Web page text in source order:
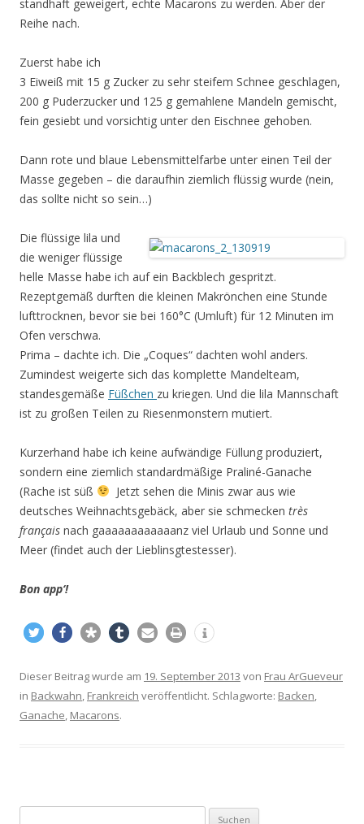
standhaft geweigert, echte Macarons zu werden. Aber der
Reihe nach.
Zuerst habe ich
3 Eiweiß mit 15 g Zucker zu sehr steifem Schnee geschlagen,
200 g Puderzucker und 125 g gemahlene Mandeln gemischt,
fein gesiebt und vorsichtig unter den Eischnee gehoben.
Dann rote und blaue Lebensmittelfarbe unter einen Teil der
Masse gegeben – die daraufhin ziemlich flüssig wurde (nein,
das sollte nicht so sein…)
Die flüssige lila und
die weniger flüssige
helle Masse habe ich auf ein Backblech gespritzt.
Rezeptgemäß durften die kleinen Makrönchen eine Stunde
lufttrocknen, bevor sie bei 160°C (Umluft) für 12 Minuten im
Ofen verschwa.
Prima – dachte ich. Die „Coques“ dachten wohl anders.
Zumindest weigerte sich das komplette Mandelteam,
standesgemäße Füßchen zu kriegen. Und die lila Mannschaft
ist zu großen Teilen zu Riesenmonstern mutiert.
Kurzerhand habe ich keine aufwändige Füllung produziert,
sondern eine ziemlich standardmäßige Praliné-Ganache
(Rache ist süß
Jetzt sehen die Minis zwar aus wie
deutsches Weihnachtsgebäck, aber sie schmecken très
français nach gaaaaaaaaaaaanz viel Urlaub und Sonne und
Meer (findet auch der Lieblinsgtestesser).
Bon app‘!
Dieser Beitrag wurde am 19. September 2013 von Frau ArGueveur
in Backwahn Frankreich veröffentlicht. Schlagworte: Backen
Ganache Macarons.